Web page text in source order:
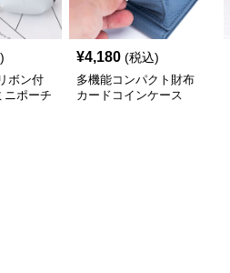
ボン付
ニポーチ
¥4,180 (税込)
多機能コンパクト財布
カードコインケース